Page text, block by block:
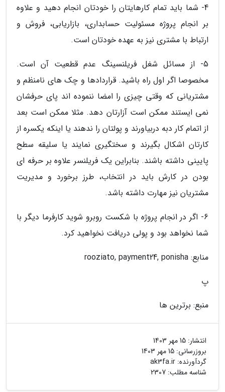
4- شما باید تمام کارهایتان را خودتان انجام دهید و علاوه
بر انجام پروژه مسئولیت حسابداری، بازاریابی، فروش و
ارتباط با مشتری نیز به عهده خودتان است.
5- از مسائل شغل فریلنسینگ عدم قطعیت آن است.
مخصوصا اگر اول راه باشید. قراردادها و چک های نامنظم و
مشتریانی که وقتی چیزی را امضا ننموده اند پای حرفشان
نمی ایستند ممکن است آزارتان دهد. مثلا ممکن است بعد
از اتمام کار دبه دربیاورند و پولتان را ندهند یا اینکه یکسره از
کارتان اشکال بگیرند و سختگیری نمایند یا سلیقه سطح
پایینی داشته باشند. بنابراین یک فریلنسر علاوه بر حرفه ای
بودن در کارش باید در انتخاب، طرز برخورد و مدیریت
مشتریان نیز مهارت داشته باشد.
6- اگر در انجام پروژه با شکست روبرو شوید کارفرما دیگر با
شما نخواهد بود و پولی دریافت نخواهید کرد.
منابع: rooziato, payment24, ponisha
پ
منبع: برترین ها
انتشار: 15 مهر 1403
بروزرسانی: 15 مهر 1403
گردآورنده: ak3fa.ir
شناسه مطلب: 2307